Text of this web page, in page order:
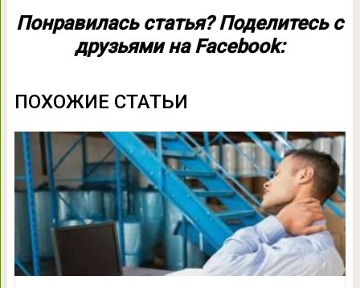
Понравилась статья? Поделитесь с
друзьями на Facebook:
ПОХОЖИЕ СТАТЬИ